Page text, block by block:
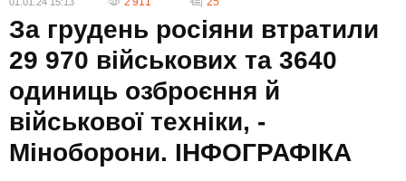
За грудень росіяни втратили
29 970 військових та 3640
одиниць озброєння й
військової техніки, -
Міноборони. ІНФОГРАФІКА